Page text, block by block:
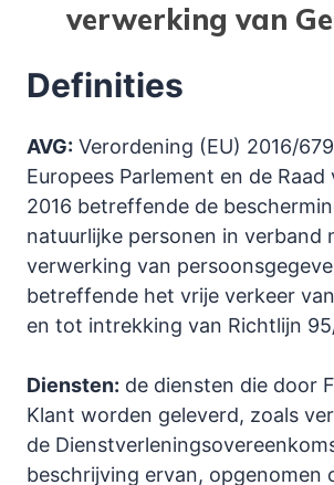
verwerking van
Definities
AVG: Verordening (EU) 2016/
Europees Parlement en de Raad
2016 betreffende de
natuurlijke personen in verband
verwerking van
betreffende het vrije verkeer
en tot intrekking van Richtlijn
Diensten: de diensten die door
Klant worden geleverd, zoals
de
beschrijving ervan, opgenomen